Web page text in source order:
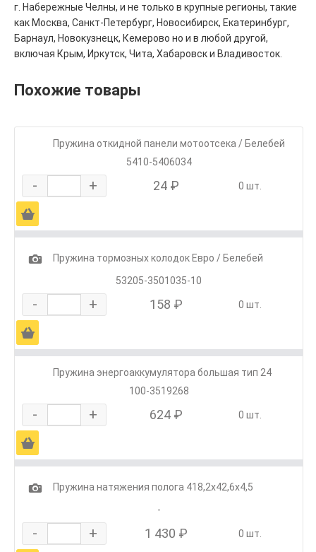
г. Набережные Челны, и не только в крупные регионы, такие
как Москва, Санкт-Петербург, Новосибирск, Екатеринбург,
Барнаул, Новокузнецк, Кемерово но и в любой другой,
включая Крым, Иркутск, Чита, Хабаровск и Владивосток.
Похожие товары
Пружина откидной панели мотоотсека / Белебей
5410-5406034
- + 24 ₽ 0 шт.
Ä
1
Пружина тормозных колодок Евро / Белебей
53205-3501035-10
- + 158 ₽ 0 шт.
Ä
Пружина энергоаккумулятора большая тип 24
100-3519268
- + 624 ₽ 0 шт.
Ä
1
Пружина натяжения полога 418,2х42,6х4,5
-
- + 1 430 ₽ 0 шт.